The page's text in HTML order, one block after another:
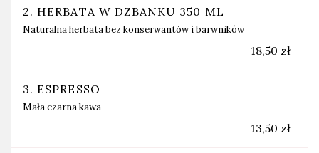
2. HERBATA W DZBANKU 350 ML
Naturalna herbata bez konserwantów i barwników
18,50 zł
3. ESPRESSO
Mała czarna kawa
13,50 zł